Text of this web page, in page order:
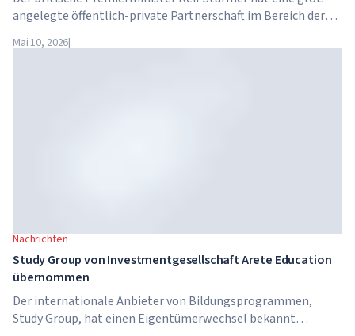
angelegte öffentlich-private Partnerschaft im Bereich der
Amazon und NVIDIA starten gemeinsam mit der Regierung
Mai 10, 2026|
Nachrichten
Study Group von Investmentgesellschaft Arete Education
übernommen
Der internationale Anbieter von Bildungsprogrammen,
Study Group, hat einen Eigentümerwechsel bekannt